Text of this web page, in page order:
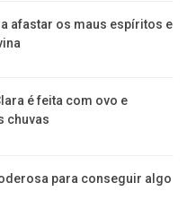
afastar os maus espíritos e
é feita com ovo e
chuvas
para conseguir algo